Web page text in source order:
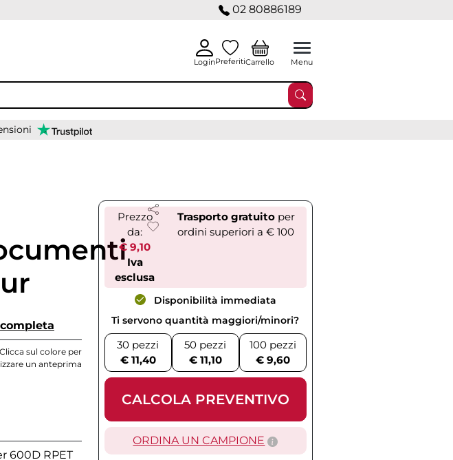
02 80886189
LoginPreferitiCarrello Menu
Clicca sul colore per
un anteprima
600D RPET
Prezzo
da:
€ 9,10
Iva
esclusa
Trasporto gratuitoper
ordini superiori a € 100
Disponibilità immediata
Ti servono quantità maggiori/minori?
30 pezzi
€ 11,40
50 pezzi
€ 11,10
100 pezzi
€ 9,60
CALCOLA PREVENTIVO
ORDINA UN CAMPIONE